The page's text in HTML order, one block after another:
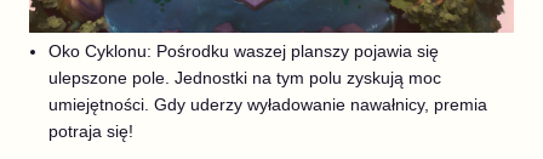
Oko Cyklonu: Pośrodku waszej planszy pojawia się
ulepszone pole. Jednostki na tym polu zyskują moc
umiejętności. Gdy uderzy wyładowanie nawałnicy, premia
potraja się!